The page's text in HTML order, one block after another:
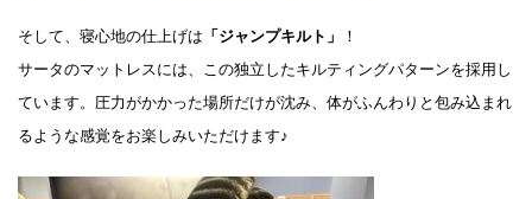
そして、寝心地の仕上げは 「ジャンプキルト」
！
サータのマットレスには、この独立したキルティングパターンを採用し
ています。圧力がかかった場所だけが沈み、体がふんわりと包み込まれ
るような感覚をお楽しみいただけます♪